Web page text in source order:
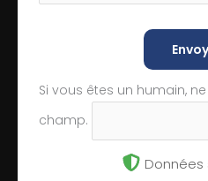
Si vous êtes un humain,
champ.
Données